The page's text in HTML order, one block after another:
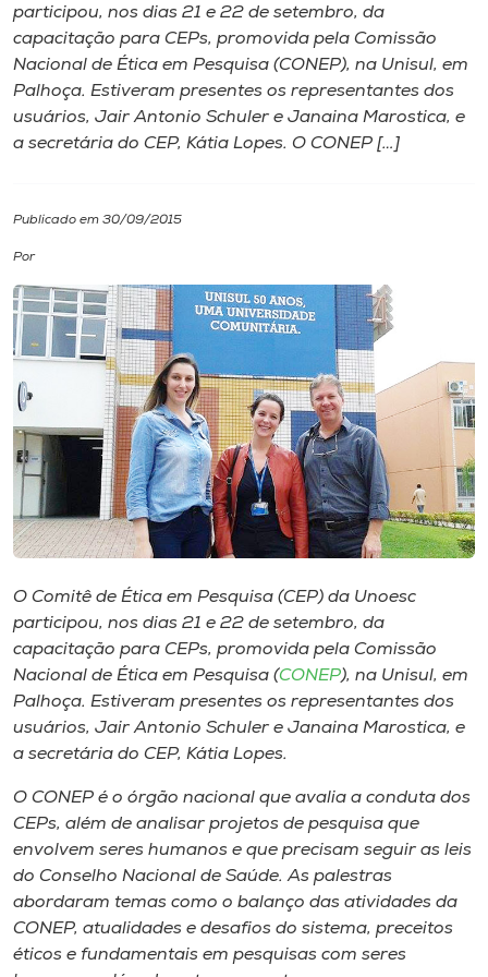
I.nova
Diplomados
Biblioteca
Rádio
Museu
Unoesc
Store
Selecione
o idioma
participou, nos dias 21 e 22 de setembro, da
capacitação para CEPs, promovida pela Comissão
Nacional de Ética em Pesquisa (CONEP), na Unisul, em
Palhoça. Estiveram presentes os representantes dos
usuários, Jair Antonio Schuler e Janaina Marostica, e
a secretária do CEP, Kátia Lopes. O CONEP […]
Publicado em 30/09/2015
Por
O Comitê de Ética em Pesquisa (CEP) da Unoesc
participou, nos dias 21 e 22 de setembro, da
capacitação para CEPs, promovida pela Comissão
Nacional de Ética em Pesquisa (CONEP), na Unisul, em
Palhoça. Estiveram presentes os representantes dos
usuários, Jair Antonio Schuler e Janaina Marostica, e
a secretária do CEP, Kátia Lopes.
O CONEP é o órgão nacional que avalia a conduta dos
CEPs, além de analisar projetos de pesquisa que
envolvem seres humanos e que precisam seguir as leis
do Conselho Nacional de Saúde. As palestras
abordaram temas como o balanço das atividades da
CONEP, atualidades e desafios do sistema, preceitos
éticos e fundamentais em pesquisas com seres